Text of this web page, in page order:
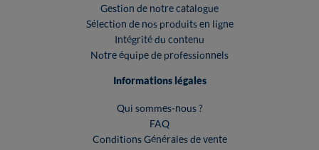
Gestion de notre catalogue
Sélection de nos produits en ligne
Intégrité du contenu
Notre équipe de professionnels
Informations légales
Qui sommes-nous ?
FAQ
Conditions Générales de vente